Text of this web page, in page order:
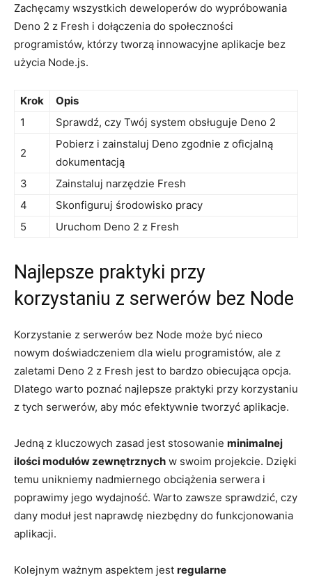
Zachęcamy ‍wszystkich deweloperów do wypróbowania​
Deno ‌2⁣ z Fresh i dołączenia do społeczności‌
programistów, którzy ‍tworzą innowacyjne aplikacje bez
użycia Node.js.
Krok
Opis
1
Sprawdź, czy Twój system obsługuje Deno 2
2
Pobierz i zainstaluj ⁣Deno zgodnie z oficjalną
dokumentacją
3
Zainstaluj ​narzędzie Fresh
4
Skonfiguruj środowisko pracy
5
Uruchom Deno 2 z Fresh
Najlepsze praktyki przy
korzystaniu z ⁣serwerów bez ​Node
Korzystanie ⁤z serwerów bez Node może ‍być nieco
nowym doświadczeniem dla wielu ⁣programistów, ale z‍
zaletami Deno 2 z Fresh jest to bardzo obiecująca opcja.
Dlatego warto ⁤poznać najlepsze praktyki ‌przy korzystaniu
z tych serwerów, aby móc efektywnie tworzyć aplikacje.
Jedną z kluczowych zasad jest stosowanie minimalnej
ilości ⁣modułów ⁢zewnętrznych w⁢ swoim projekcie. Dzięki
temu unikniemy ‍nadmiernego ⁣obciążenia serwera⁣ i
⁢poprawimy jego wydajność. Warto zawsze ‍sprawdzić, ⁢czy
dany moduł jest naprawdę niezbędny do ⁣funkcjonowania
aplikacji.
Kolejnym ⁢ważnym⁢ aspektem jest regularne